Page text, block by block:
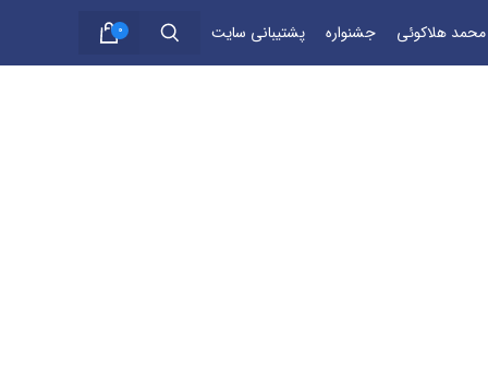
محمد هلاکوئی جشنواره پشتیبانی سایت 0